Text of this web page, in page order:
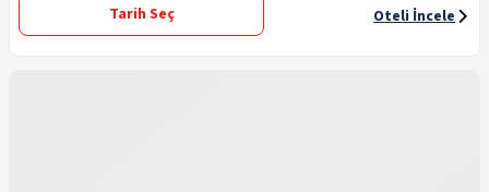
Tarih Seç
Oteli İncele